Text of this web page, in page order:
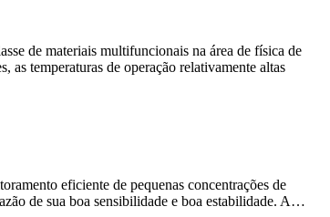
de materiais multifuncionais na área de física de
as temperaturas de operação relativamente altas
eficiente de pequenas concentrações de
de sua boa sensibilidade e boa estabilidade. A…